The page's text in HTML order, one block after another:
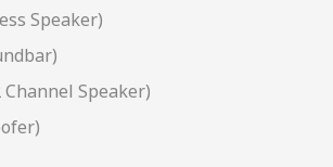
Speaker)
Channel Speaker)